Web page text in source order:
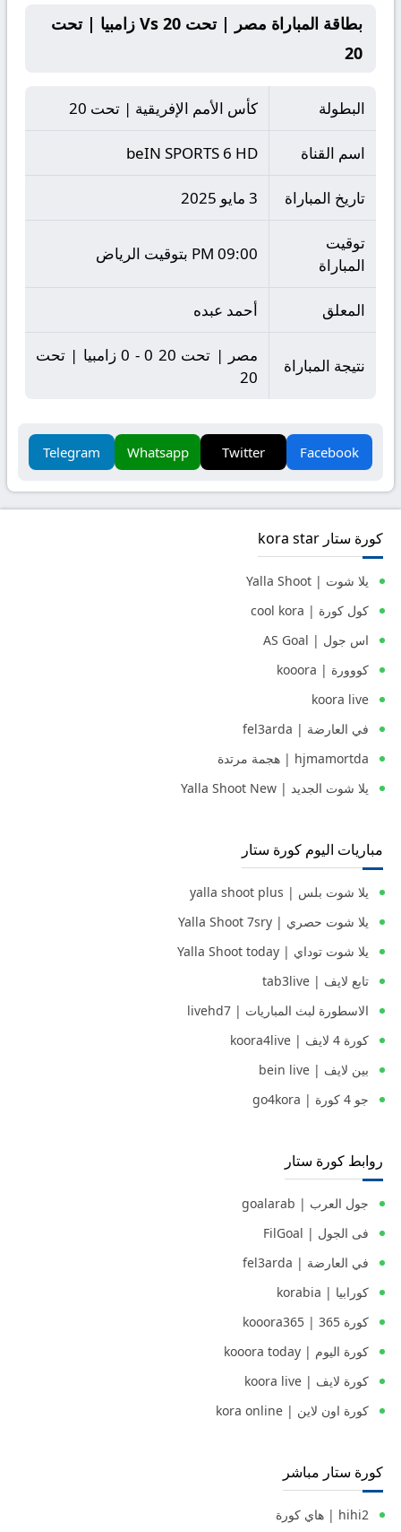
بطاقة المباراة مصر | تحت 20 Vs زامبيا | تحت
20
البطولة كأس الأمم الإفريقية | تحت 20
اسم القناة beIN SPORTS 6 HD
تاريخ المباراة 3 مايو 2025
توقيت
المباراة
09:00 PM بتوقيت الرياض
المعلق أحمد عبده
نتيجة المباراة
مصر | تحت 20 0 - 0 زامبيا | تحت
20
Facebook
Twitter
Whatsapp
Telegram
كورة ستار kora star
يلا شوت | Yalla Shoot
كول كورة | cool kora
اس جول | AS Goal
كووورة | kooora
koora live
في العارضة | fel3arda
hjmamortda | هجمة مرتدة
يلا شوت الجديد | Yalla Shoot New
مباريات اليوم كورة ستار
يلا شوت بلس | yalla shoot plus
يلا شوت حصري | Yalla Shoot 7sry
يلا شوت توداي | Yalla Shoot today
تابع لايف | tab3live
الاسطورة لبث المباريات | livehd7
كورة 4 لايف | koora4live
بين لايف | bein live
جو 4 كورة | go4kora
روابط كورة ستار
جول العرب | goalarab
فى الجول | FilGoal
في العارضة | fel3arda
كورابيا | korabia
كورة 365 | kooora365
كورة اليوم | kooora today
كورة لايف | koora live
كورة اون لاين | kora online
كورة ستار مباشر
hihi2 | هاي كورة